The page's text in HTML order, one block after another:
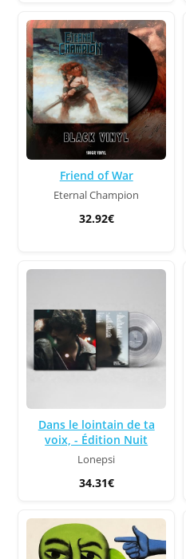
Friend of War
Eternal Champion
32.92€
Dans le lointain de ta
voix, - Édition Nuit
Lonepsi
34.31€